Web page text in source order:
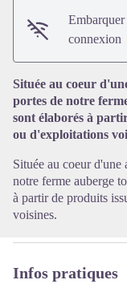
connexion
Située au coeur
portes de notre
sont élaborés à
ou d'exploitations
Située au coeur d'une
notre ferme auberge
à partir de produits
voisines.
Infos pratiques